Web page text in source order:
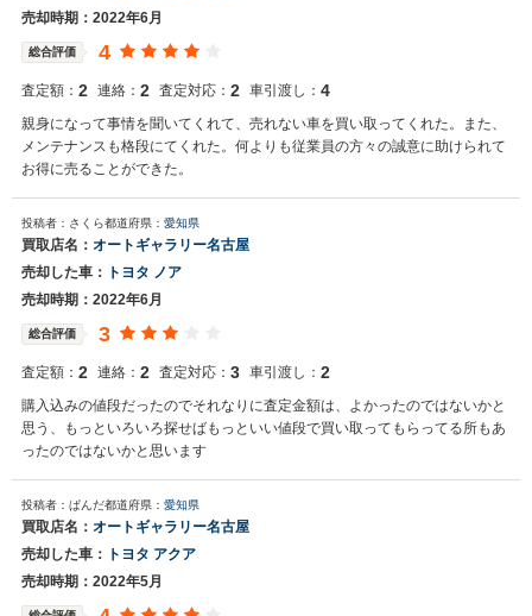
売却時期：2022年6月
総合評価 4
査定額： 2 連絡： 2 査定対応： 2 車引渡し： 4
親身になって事情を聞いてくれて、売れない車を買い取ってくれた。また、
メンテナンスも格段にてくれた。何よりも従業員の方々の誠意に助けられて
お得に売ることができた。
投稿者：さくら都道府県： 愛知県
買取店名： オートギャラリー名古屋
売却した車：
トヨタ ノア
売却時期：2022年6月
総合評価 3
査定額： 2 連絡： 2 査定対応： 3 車引渡し： 2
購入込みの値段だったのでそれなりに査定金額は、よかったのではないかと
思う、もっといろいろ探せばもっといい値段で買い取ってもらってる所もあ
ったのではないかと思います
投稿者：ぱんだ都道府県： 愛知県
買取店名： オートギャラリー名古屋
売却した車：
トヨタ アクア
売却時期：2022年5月